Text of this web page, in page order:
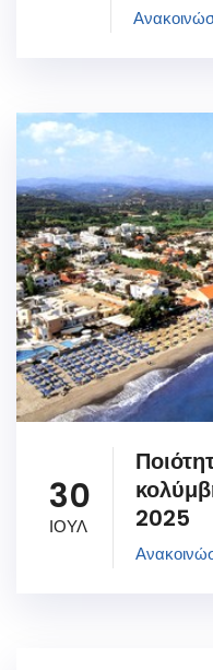
30
ΙΟΥΛ
2025